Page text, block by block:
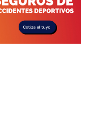
son?